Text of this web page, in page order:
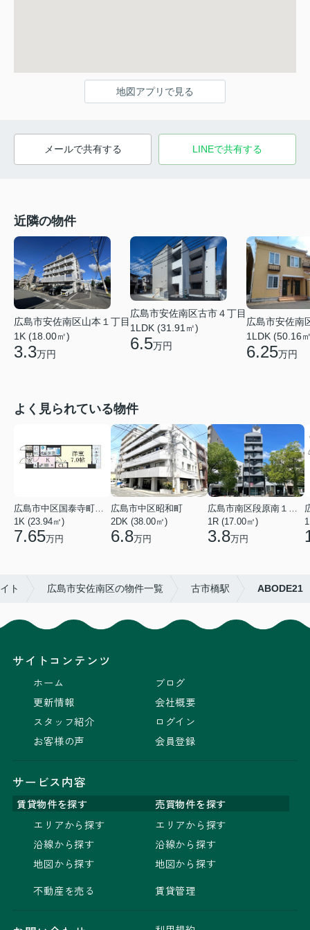
地図アプリで見る
メールで共有する LINEで共有する
近隣の物件
広島市安佐南区山本１丁目
1K (18.00㎡)
3.3万円
広島市安佐南区古市４丁目
1LDK (31.91㎡)
6.5万円
広島市安佐南
1LDK (50.16
6.25万円
よく見られている物件
1K (23.94㎡)
7.65万円
広島市中区昭和町
2DK (38.00㎡)
6.8万円
1R (17.00㎡)
3.8万円
ト 広島市安佐南区の物件一覧 古市橋駅 ABODE21
サイトコンテンツ
ホーム
更新情報
スタッフ紹介
お客様の声
ブログ
会社概要
ログイン
会員登録
サービス内容
賃貸物件を探す
売買物件を探す
エリアから探す
沿線から探す
地図から探す
不動産を売る
エリアから探す
沿線から探す
地図から探す
賃貸管理